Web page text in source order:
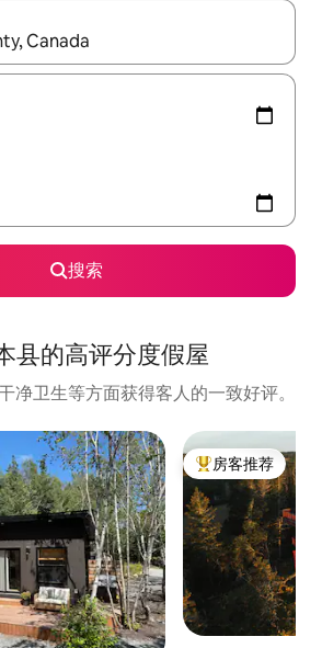
用上下方向键查看，或通过点击或滑动手势
搜索
县的高评分度假屋
净卫生等方面获得客人的一致好评。
热门「房客推荐」
房客推荐